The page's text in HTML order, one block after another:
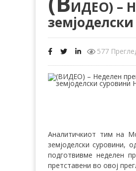
ИДЕО) –
577
Aналитичкиот тим на
земјоделски суровини,
подготвивме неделен
претставени во овој